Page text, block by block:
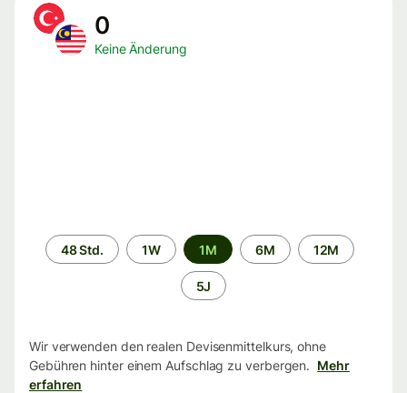
0
Keine Änderung
Zeitraum
48 Std. 1W 1M 6M 12M
5J
Wir verwenden den realen Devisenmittelkurs, ohne
Gebühren hinter einem Aufschlag zu verbergen. Mehr
erfahren